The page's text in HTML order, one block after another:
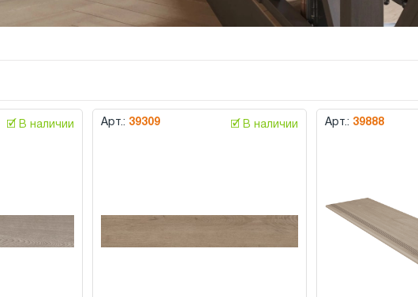
🗹 В наличии Арт.: 39309 🗹 В наличии Арт.: 39888